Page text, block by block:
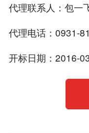
代理联系人：包一
代理电话：0931-
开标日期：2016-